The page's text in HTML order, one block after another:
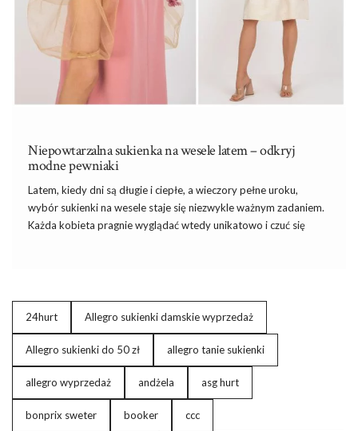
Niepowtarzalna sukienka na wesele latem – odkryj
modne pewniaki
Latem, kiedy dni są długieiciepłe, a wieczory pełne uroku,
wybór sukienki na wesele staje się niezwykle ważnym zadaniem.
Każda kobieta pragnie wyglądać wtedy unikatowo i czuć się
Dlaczego każdej kobiecie zależy na
unikalnej kreacji weselnej?
Każda kobieta chce założyć na wesele jako gość niepowtarzalną
sukienkę z wielu powodów. Wesele to wyjątkowe wydarzenie,
24hurt Allegro sukienki damskie wyprzedaż
Allegro sukienki do 50 zł allegro tanie sukienki
allegro wyprzedaż andżela asg hurt
bonprix sweter booker ccc